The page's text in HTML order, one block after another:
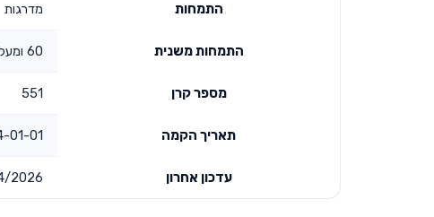
התמחות מדרגות
התמחות משנית 60 ומעלה
מספר קרן 551
תאריך הקמה 00:00:00
עדכון אחרון 2026